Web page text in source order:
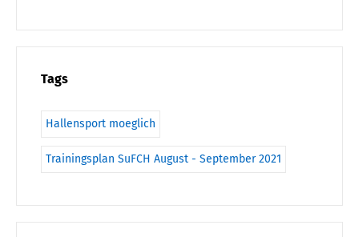
Tags
Hallensport moeglich
Trainingsplan SuFCH August - September 2021